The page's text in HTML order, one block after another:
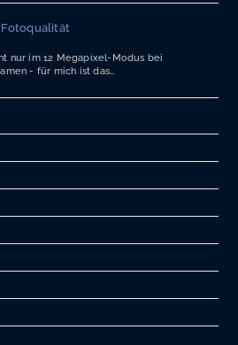
Fotoqualität
nur im 12 Megapixel-Modus bei
- für mich ist das…